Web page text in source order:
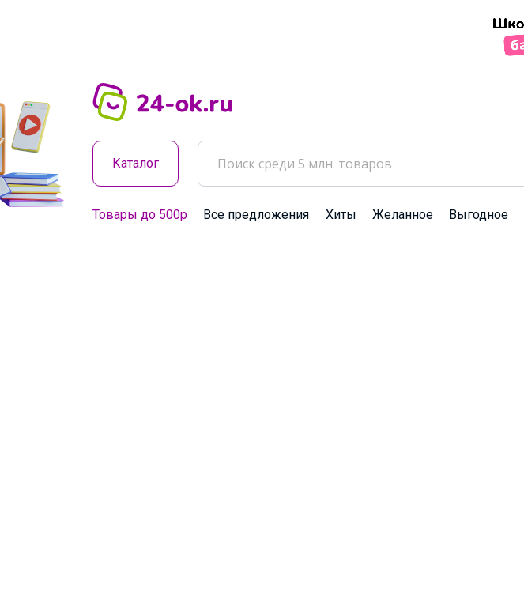
Каталог
Товары до 500р Все предложения Хиты Желанное Выгодное